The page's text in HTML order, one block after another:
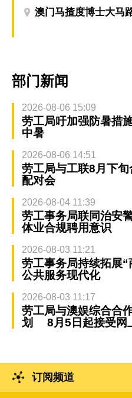
澳门马揸度博士大马
部门新闻
2026-08-06 15:09
劳工局吁加强防暑措
中暑
2026-08-06 14:51
劳工局与工联8月下
配对会
2026-08-04 11:39
劳工事务局联同治安
体业合规聘用意识
2026-08-03 11:21
劳工事务局持续拓展
公共服务现代化
2026-08-03 11:17
劳工局与澳娱综合合
划 8月5日起接受网
订阅频道